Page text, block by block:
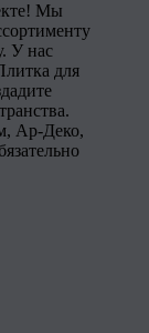
Мы
У нас
для
Ар-Деко,